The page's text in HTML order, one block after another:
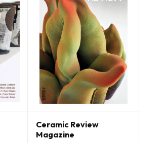
Ceramic Review
Magazine